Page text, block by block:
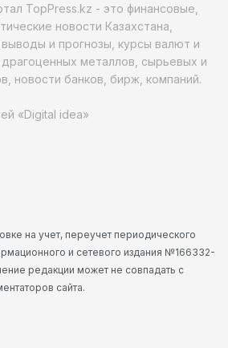
TopPress.kz - это финансовые,
новости Казахстана,
выводы и прогнозы, курсы валют и
металлов, сырьевых и
новости банков, бирж, компаний.
«Digital idea»
на учет, переучет периодического
и сетевого издания №166332-
редакции может не совпадать с
сайта.